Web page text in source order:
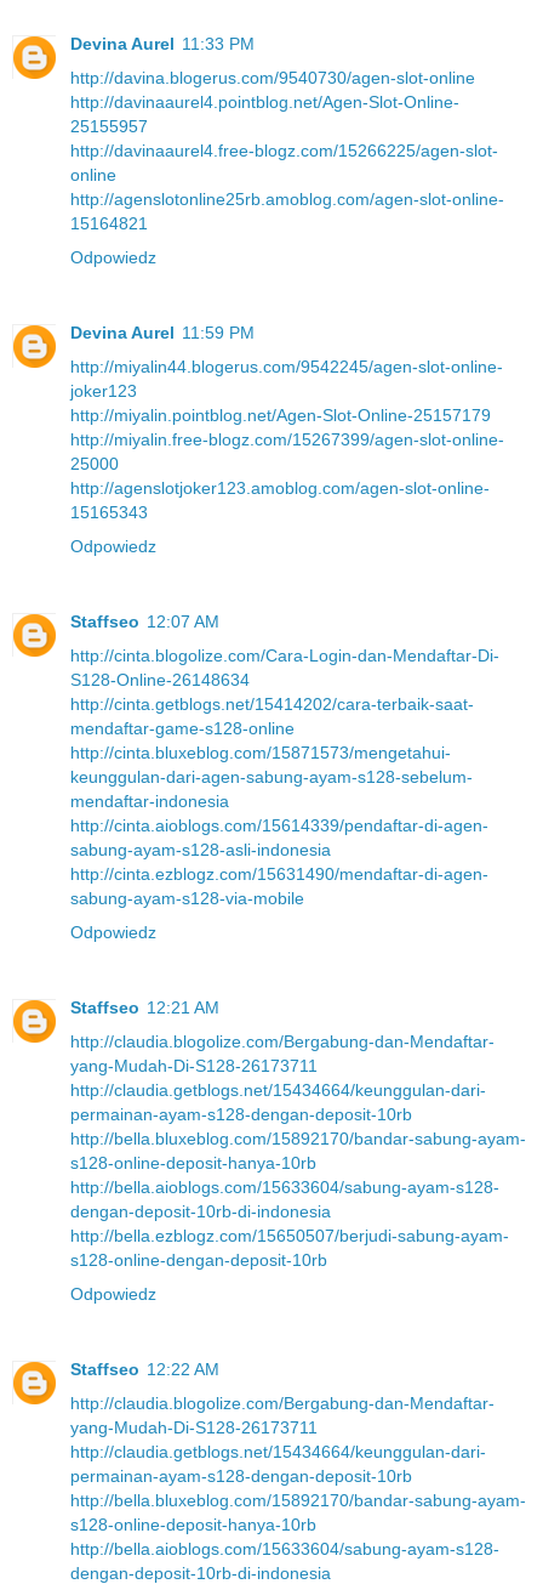
Devina Aurel 11:33 PM
http://davina.blogerus.com/9540730/agen-slot-online
http://davinaaurel4.pointblog.net/Agen-Slot-Online-
25155957
http://davinaaurel4.free-blogz.com/15266225/agen-slot-
online
http://agenslotonline25rb.amoblog.com/agen-slot-online-
15164821
Odpowiedz
Devina Aurel 11:59 PM
http://miyalin44.blogerus.com/9542245/agen-slot-online-
joker123
http://miyalin.pointblog.net/Agen-Slot-Online-25157179
http://miyalin.free-blogz.com/15267399/agen-slot-online-
25000
http://agenslotjoker123.amoblog.com/agen-slot-online-
15165343
Odpowiedz
Staffseo 12:07 AM
http://cinta.blogolize.com/Cara-Login-dan-Mendaftar-Di-
S128-Online-26148634
http://cinta.getblogs.net/15414202/cara-terbaik-saat-
mendaftar-game-s128-online
http://cinta.bluxeblog.com/15871573/mengetahui-
keunggulan-dari-agen-sabung-ayam-s128-sebelum-
mendaftar-indonesia
http://cinta.aioblogs.com/15614339/pendaftar-di-agen-
sabung-ayam-s128-asli-indonesia
http://cinta.ezblogz.com/15631490/mendaftar-di-agen-
sabung-ayam-s128-via-mobile
Odpowiedz
Staffseo 12:21 AM
http://claudia.blogolize.com/Bergabung-dan-Mendaftar-
yang-Mudah-Di-S128-26173711
http://claudia.getblogs.net/15434664/keunggulan-dari-
permainan-ayam-s128-dengan-deposit-10rb
http://bella.bluxeblog.com/15892170/bandar-sabung-ayam-
s128-online-deposit-hanya-10rb
http://bella.aioblogs.com/15633604/sabung-ayam-s128-
dengan-deposit-10rb-di-indonesia
http://bella.ezblogz.com/15650507/berjudi-sabung-ayam-
s128-online-dengan-deposit-10rb
Odpowiedz
Staffseo 12:22 AM
http://claudia.blogolize.com/Bergabung-dan-Mendaftar-
yang-Mudah-Di-S128-26173711
http://claudia.getblogs.net/15434664/keunggulan-dari-
permainan-ayam-s128-dengan-deposit-10rb
http://bella.bluxeblog.com/15892170/bandar-sabung-ayam-
s128-online-deposit-hanya-10rb
http://bella.aioblogs.com/15633604/sabung-ayam-s128-
dengan-deposit-10rb-di-indonesia